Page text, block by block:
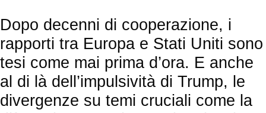
Dopo decenni di cooperazione, i
rapporti tra Europa e Stati Uniti sono
tesi come mai prima d’ora. E anche
al di là dell’impulsività di Trump, le
divergenze su temi cruciali come la